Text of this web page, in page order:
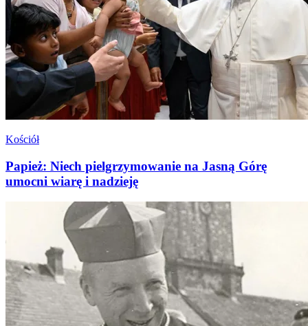
Kościół
Papież: Niech pielgrzymowanie na Jasną Górę
umocni wiarę i nadzieję